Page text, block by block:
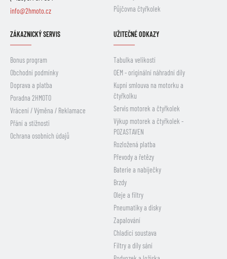
info@2hmoto.cz
Půjčovna čtyřkolek
ZÁKAZNICKÝ SERVIS
Bonus program
Obchodní podmínky
Doprava a platba
Poradna 2HMOTO
Vrácení / Výměna / Reklamace
Přání a stížnosti
Ochrana osobních údajů
UŽITEČNÉ ODKAZY
Tabulka velikostí
OEM - originální náhradní díly
Kupní smlouva na motorku a
čtyřkolku
Servis motorek a čtyřkolek
Výkup motorek a čtyřkolek -
POZASTAVEN
Rozložená platba
Převody a řetězy
Baterie a nabíječky
Brzdy
Oleje a filtry
Pneumatiky a disky
Zapalování
Chladicí soustava
Filtry a díly sání